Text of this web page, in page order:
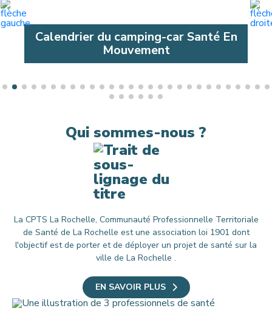
Calendrier du camping-car Santé En
Mouvement
Qui sommes-nous ?
La CPTS La Rochelle, Communauté Professionnelle Territoriale
de Santé de La Rochelle est une association loi 1901 dont
l'objectif est de porter et de déployer un projet de santé sur la
ville de La Rochelle .
EN SAVOIR PLUS